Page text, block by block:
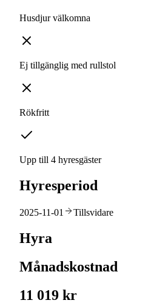
Husdjur välkomna
Ej tillgänglig med rullstol
Rökfritt
Upp till 4 hyresgäster
Hyresperiod
2025-11-01 Tillsvidare
Hyra
Månadskostnad
11 019 kr